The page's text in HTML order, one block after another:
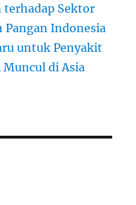
terhadap Sektor
Pangan Indonesia
untuk Penyakit
di Asia